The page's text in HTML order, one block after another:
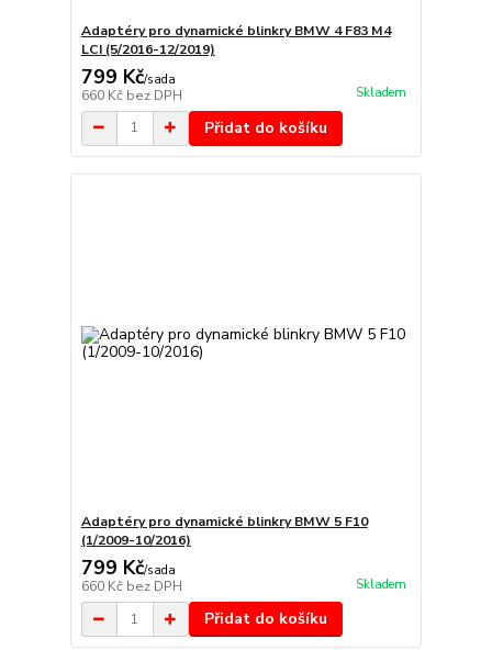
Adaptéry pro dynamické blinkry BMW 4 F83 M4
LCI (5/2016-12/2019)
799 Kč/sada
660 Kč bez DPH Skladem
Přidat do košíku
Adaptéry pro dynamické blinkry BMW 5 F10
(1/2009-10/2016)
799 Kč/sada
660 Kč bez DPH Skladem
Přidat do košíku